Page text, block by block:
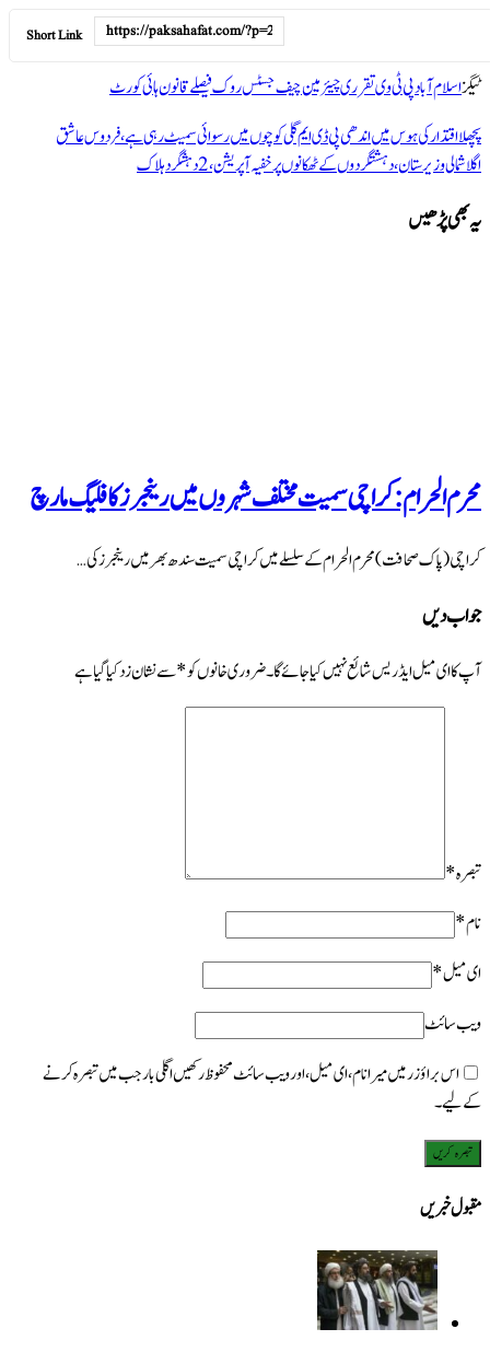
Short Link
ٹیگزاسلام آبادپی ٹی ویتقرریچیئرمینچیف جسٹسروکفیصلےقانونہائی کورٹ
پچھلااقتدار کی ہوس میں اندھی پی ڈی ایم گلی کوچوں میں رسوائی سمیٹ رہی ہے، فردوس عاشق
اگلاشمالی وزیرستان، دہشتگردوں کے ٹھکانوں پر خفیہ آپریشن، 2 دہشگرد ہلاک
یہ بھی پڑھیں
محرم الحرام: کراچی سمیت مختلف شہروں میں رینجرز کا فلیگ مارچ
کراچی (پاک صحافت) محرم الحرام کے سلسلے میں کراچی سمیت سندھ بھر میں رینجرز کی …
جواب دیں
آپ کا ای میل ایڈریس شائع نہیں کیا جائے گا۔ضروری خانوں کو*سے نشان زد کیا گیا ہے
تبصرہ*
نام*
ای میل*
ویب‌ سائٹ
اس براؤزر میں میرا نام، ای میل، اور ویب سائٹ محفوظ رکھیں اگلی بار جب میں تبصرہ کرنے
کےلیے۔
مقبول خبریں